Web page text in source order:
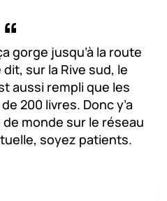
gorge jusqu’à la route
dit, sur la Rive sud, le
aussi rempli que les
200 livres. Donc y’a
monde sur le réseau
soyez patients.